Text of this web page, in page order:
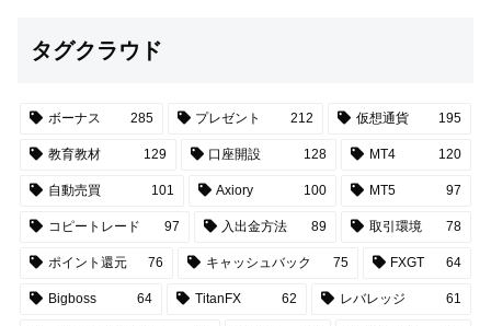
タグクラウド
ボーナス 285 プレゼント 212 仮想通貨 195
教育教材 129 口座開設 128 MT4 120
自動売買 101 Axiory 100 MT5 97
コピートレード 97 入出金方法 89 取引環境 78
ポイント還元 76 キャッシュバック 75 FXGT 64
Bigboss 64 TitanFX 62 レバレッジ 61